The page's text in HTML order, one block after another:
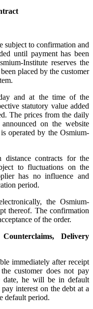
subject to confirmation and
until payment has been
Institute reserves the
placed by the customer
and at the time of the
statutory value added
The prices from the daily
on the website
operated by the Osmium-
contracts for the
to fluctuations on the
has no influence and
period.
the Osmium-
thereof. The confirmation
of the order.
Delivery
immediately after receipt
customer does not pay
date, he will be in default
interest on the debt at a
default period.